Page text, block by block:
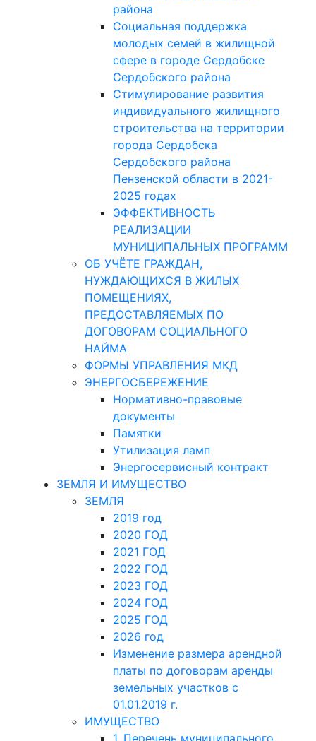
района
Социальная поддержка
молодых семей в жилищной
сфере в городе Сердобске
Сердобского района
Стимулирование развития
индивидуального жилищного
строительства на территории
города Сердобска
Сердобского района
Пензенской области в 2021-
2025 годах
ЭФФЕКТИВНОСТЬ
РЕАЛИЗАЦИИ
МУНИЦИПАЛЬНЫХ ПРОГРАММ
ОБ УЧЁТЕ ГРАЖДАН,
НУЖДАЮЩИХСЯ В ЖИЛЫХ
ПОМЕЩЕНИЯХ,
ПРЕДОСТАВЛЯЕМЫХ ПО
ДОГОВОРАМ СОЦИАЛЬНОГО
НАЙМА
ФОРМЫ УПРАВЛЕНИЯ МКД
ЭНЕРГОСБЕРЕЖЕНИЕ
Нормативно-правовые
документы
Памятки
Утилизация ламп
Энергосервисный контракт
ЗЕМЛЯ И ИМУЩЕСТВО
ЗЕМЛЯ
2019 год
2020 ГОД
2021 ГОД
2022 ГОД
2023 ГОД
2024 ГОД
2025 ГОД
2026 год
Изменение размера арендной
платы по договорам аренды
земельных участков с
01.01.2019 г.
ИМУЩЕСТВО
1. Перечень муниципального